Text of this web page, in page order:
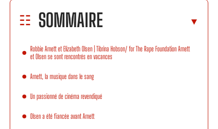
SOMMAIRE
Robbie Arnett et Elizabeth Olsen | Tibrina Hobson/ for The Rape Foundation Arnett
et Olsen se sont rencontrés en vacances
Arnett, la musique dans le sang
Un passionné de cinéma revendiqué
Olsen a été fiancée avant Arnett